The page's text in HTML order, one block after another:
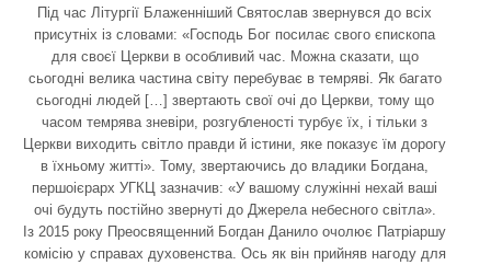
Під час Літургії Блаженніший Святослав звернувся до всіх
присутніх із словами: «Господь Бог посилає свого єпископа
для своєї Церкви в особливий час. Можна сказати, що
сьогодні велика частина світу перебуває в темряві. Як багато
сьогодні людей […] звертають свої очі до Церкви, тому що
часом темрява зневіри, розгубленості турбує їх, і тільки з
Церкви виходить світло правди й істини, яке показує їм дорогу
в їхньому житті». Тому, звертаючись до владики Богдана,
першоієрарх УГКЦ зазначив: «У вашому служінні нехай ваші
очі будуть постійно звернуті до Джерела небесного світла».
Із 2015 року Преосвященний Богдан Данило очолює Патріаршу
комісію у справах духовенства. Ось як він прийняв нагоду для